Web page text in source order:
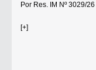
Por Res. IM Nº 3029/26
[+]